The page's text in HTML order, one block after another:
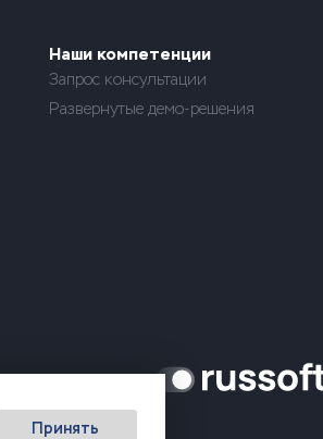
Принять
Наши компетенции
Запрос консультации
Развернутые демо-решения